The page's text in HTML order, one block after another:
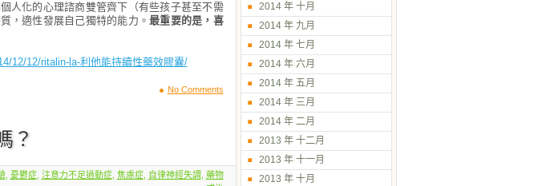
人化的心理諮商雙管齊下（有些孩子甚至不需
，適性發展自己獨特的能力。最重要的是，喜
12/12/ritalin-la-利他能持續性藥效膠囊/
No Comments
？
, 憂鬱症, 注意力不足過動症, 焦慮症, 自律神經失調 藥物
2014 年 十月
2014 年 九月
2014 年 七月
2014 年 六月
2014 年 五月
2014 年 三月
2014 年 二月
2013 年 十二月
2013 年 十一月
2013 年 十月